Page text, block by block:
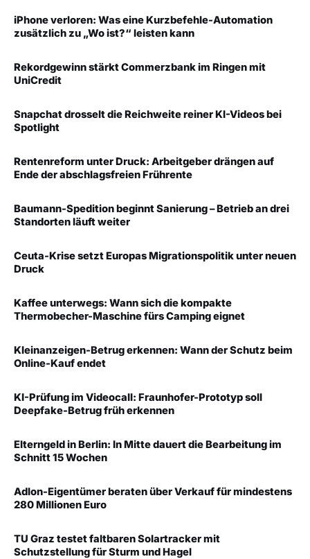
iPhone verloren: Was eine Kurzbefehle-Automation
zusätzlich zu „Wo ist?“ leisten kann
Rekordgewinn stärkt Commerzbank im Ringen mit
UniCredit
Snapchat drosselt die Reichweite reiner KI-Videos bei
Spotlight
Rentenreform unter Druck: Arbeitgeber drängen auf
Ende der abschlagsfreien Frührente
Baumann-Spedition beginnt Sanierung – Betrieb an drei
Standorten läuft weiter
Ceuta-Krise setzt Europas Migrationspolitik unter neuen
Druck
Kaffee unterwegs: Wann sich die kompakte
Thermobecher-Maschine fürs Camping eignet
Kleinanzeigen-Betrug erkennen: Wann der Schutz beim
Online-Kauf endet
KI-Prüfung im Videocall: Fraunhofer-Prototyp soll
Deepfake-Betrug früh erkennen
Elterngeld in Berlin: In Mitte dauert die Bearbeitung im
Schnitt 15 Wochen
Adlon-Eigentümer beraten über Verkauf für mindestens
280 Millionen Euro
TU Graz testet faltbaren Solartracker mit
Schutzstellung für Sturm und Hagel